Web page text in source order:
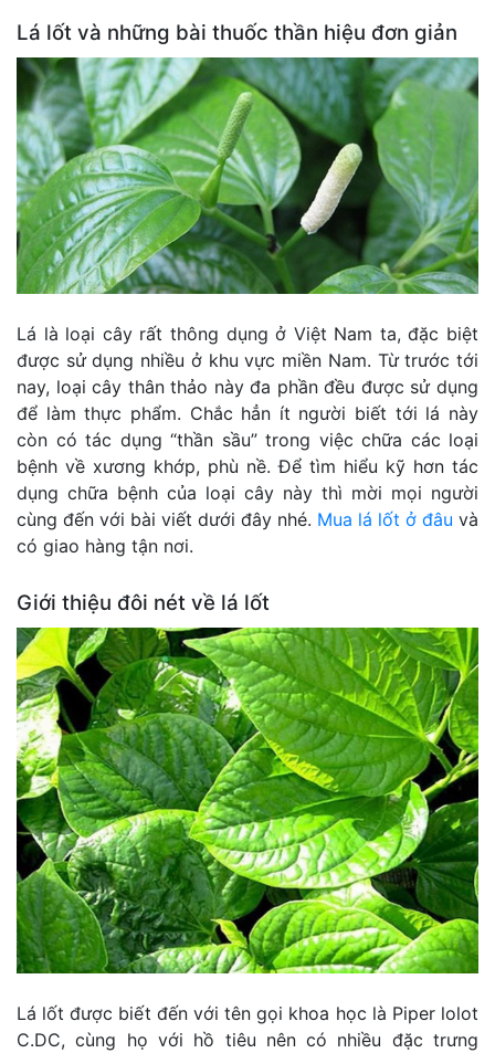
Lá lốt và những bài thuốc thần hiệu đơn giản
Lá là loại cây rất thông dụng ở Việt Nam ta, đặc biệt
được sử dụng nhiều ở khu vực miền Nam. Từ trước tới
nay, loại cây thân thảo này đa phần đều được sử dụng
để làm thực phẩm. Chắc hẳn ít người biết tới lá này
còn có tác dụng “thần sầu” trong việc chữa các loại
bệnh về xương khớp, phù nề. Để tìm hiểu kỹ hơn tác
dụng chữa bệnh của loại cây này thì mời mọi người
cùng đến với bài viết dưới đây nhé. Mua lá lốt ở đâu và
có giao hàng tận nơi.
Giới thiệu đôi nét về lá lốt
Lá lốt được biết đến với tên gọi khoa học là Piper lolot
C.DC, cùng họ với hồ tiêu nên có nhiều đặc trưng